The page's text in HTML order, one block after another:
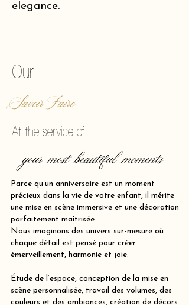
elegance.
Our
Savoir Faire
At the service of
your most beautiful moments
Parce qu’un anniversaire est un moment
précieux dans la vie de votre enfant, il mérite
une mise en scène immersive et une décoration
parfaitement maîtrisée.
Nous imaginons des univers sur-mesure où
chaque détail est pensé pour créer
émerveillement, harmonie et joie.
Étude de l’espace, conception de la mise en
scène personnalisée, travail des volumes, des
couleurs et des ambiances, création de décors